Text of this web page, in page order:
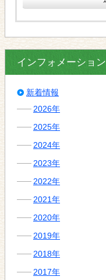
インフォメーション
新着情報
2026年
2025年
2024年
2023年
2022年
2021年
2020年
2019年
2018年
2017年